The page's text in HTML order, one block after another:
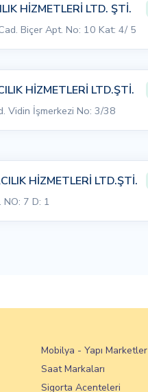
HİZMETLERİ LTD. ŞTİ.
Biçer Apt. No: 10 Kat: 4/ 5
HİZMETLERİ LTD.ŞTİ.
Vidin İşmerkezi No: 3/38
HİZMETLERİ LTD.ŞTİ.
NO: 7 D: 1
Mobilya - Yapı Marketler
Saat Markaları
Sigorta Acenteleri